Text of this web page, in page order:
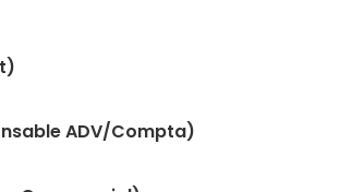
ADV/Compta)